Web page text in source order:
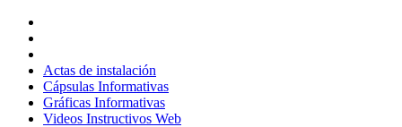
contenido
Actas de instalación
Cápsulas Informativas
Gráficas Informativas
Videos Instructivos Web